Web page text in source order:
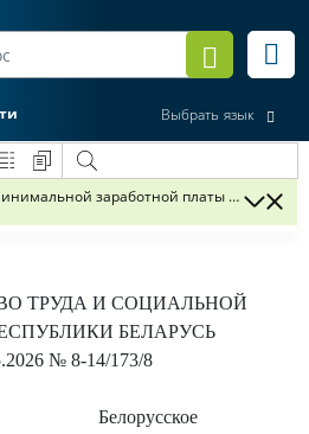
Выбрать язык
заработной платы и
ТРУДА И СОЦИАЛЬНОЙ
БЕЛАРУСЬ
№ 8-14/173/8
Белорусское